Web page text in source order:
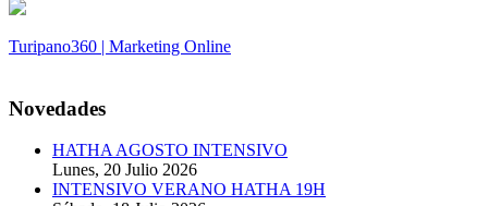
Turipano360 | Marketing Online
Novedades
HATHA AGOSTO INTENSIVO
Lunes, 20 Julio 2026
INTENSIVO VERANO HATHA 19H